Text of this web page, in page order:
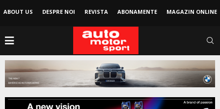
ABOUT US DESPRE NOI REVISTA ABONAMENTE MAGAZIN ONLINE